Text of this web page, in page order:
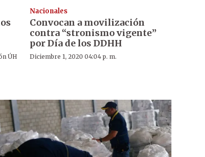
ÚH
Nacionales
Convocan a movilización
contra “stronismo vigente”
por Día de los DDHH
Diciembre 1, 2020 04:04 p. m.